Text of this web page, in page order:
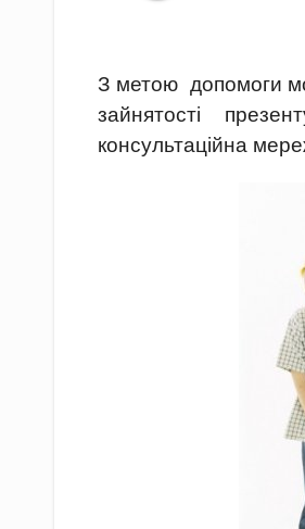
З метою допомоги
зайнятості
консультаційна